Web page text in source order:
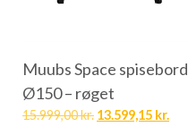
Muubs Space spisebord
Ø150 – røget
15.999,00kr. 13.599,15 kr.